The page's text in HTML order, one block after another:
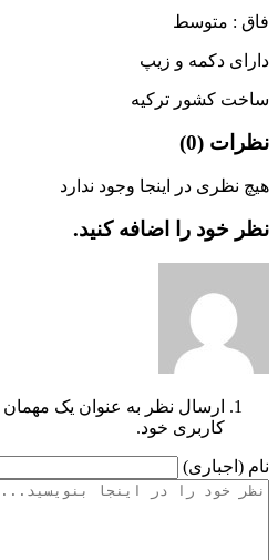
فاق : متوسط
دارای دکمه و زیپ
ساخت کشور ترکیه
نظرات (0
)
هیچ نظری در اینجا وجود ندارد
نظر خود را اضافه کنید.
ارسال نظر به عنوان یک مهمان
کاربری خود.
نام (اجباری)